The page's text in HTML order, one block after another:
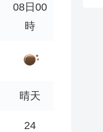
08日00
時
晴天
24